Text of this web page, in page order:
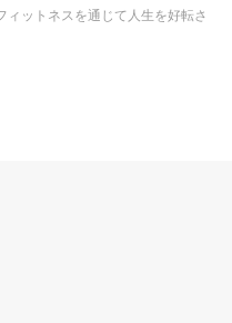
ィットネスを通じて人生を好転さ